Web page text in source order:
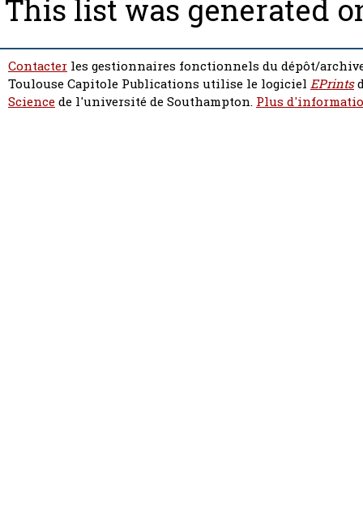
This list was generated
Contacter les gestionnaires fonctionnels du dépôt/
Toulouse Capitole Publications utilise le logiciel EPrints
Sciencede l'université de Southampton. Plus